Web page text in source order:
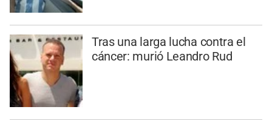
Tras una larga lucha contra el
cáncer: murió Leandro Rud